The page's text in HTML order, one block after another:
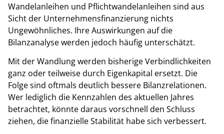
Wandelanleihen und Pflichtwandelanleihen sind aus
Sicht der Unternehmensfinanzierung nichts
Ungewöhnliches. Ihre Auswirkungen auf die
Bilanzanalyse werden jedoch häufig unterschätzt.
Mit der Wandlung werden bisherige Verbindlichkeiten
ganz oder teilweise durch Eigenkapital ersetzt. Die
Folge sind oftmals deutlich bessere Bilanzrelationen.
Wer lediglich die Kennzahlen des aktuellen Jahres
betrachtet, könnte daraus vorschnell den Schluss
ziehen, die finanzielle Stabilität habe sich verbessert.